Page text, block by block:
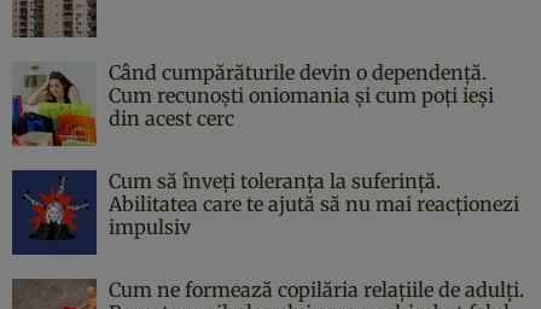
Când cumpărăturile devin o dependență.
Cum recunoști oniomania și cum poți ieși
din acest cerc
Cum să înveți toleranța la suferință.
Abilitatea care te ajută să nu mai reacționezi
impulsiv
Cum ne formează copilăria relațiile de adulți.